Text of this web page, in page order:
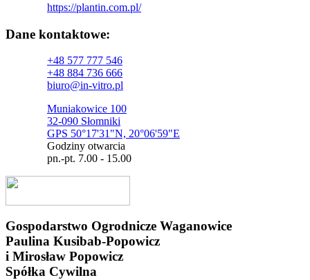
https://plantin.com.pl/
Dane kontaktowe:
+48 577 777 546
+48 884 736 666
biuro@in-vitro.pl
Muniakowice 100
32-090 Słomniki
GPS 50°17'31"N, 20°06'59"E
Godziny otwarcia
pn.-pt. 7.00 - 15.00
Gospodarstwo Ogrodnicze Waganowice
Paulina Kusibab-Popowicz
i Mirosław Popowicz
Spółka Cywilna